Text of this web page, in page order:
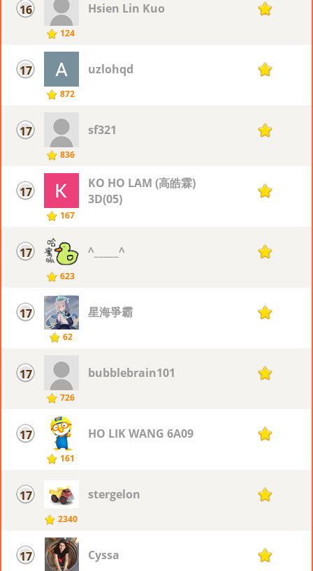
16
124
Hsien Lin Kuo 12
17
872
uzlohqd 11
17
836
sf321 11
17
167
KO HO LAM (高皓霖)
3D(05)
11
17
623
^_____^ 11
17
62
星海爭霸 11
17
726
bubblebrain101 11
17
161
HO LIK WANG 6A09 11
17
2340
stergelon 11
17 Cyssa 11